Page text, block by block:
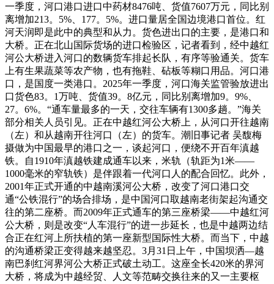
一季度，河口港口进口中药材8476吨、货值7607万元，同比别
离增加213。5%、177。5%。进口量居全国边境港口首位。红
河天润即是此中的典型和从力。货色进出口的主要，是港口和
大桥。正在北山国际货场的进口检验区，记者看到，经中越红
河公大桥进入河口的数辆货车排起长队，有序等验通关。货车
上有生果蔬菜等农产物，也有拖鞋、砧板等糊口用品。河口港
口，是国度一类港口。2025年一季度，河口海关监管验放进出
口货色83。1万吨、货值39。8亿元，同比别离增加9。9%、
27。6%。“通车量最多的一天，交往车辆有1300多趟。”海关
部分相关人员引见。正在中越红河公大桥上，从河口开往越南
（左）和从越南开往河口（左）的货车。潮旧事记者 吴馥梅
摄做为中国最早的港口之一，谈起河口，便绕不开百年滇越
铁。自1910年滇越铁建成通车以来，米轨（轨距为1米——
1000毫米的窄轨铁）是伴跟着一代河口人的配合回忆。此外，
2001年正式开通的中越南溪河公大桥，改变了河口港口交
通“公铁混行”的场合排场，是中国河口取越南老街架起沟通交
往的第二座桥。而2009年正式通车的第三座桥梁——中越红河
公大桥，则是改变“人车混行”的进一步延长，也是中越两边结
合正在红河上所扶植的第一座新型国际性大桥。而当下，中越
的沟通桥梁正变得越来越坚忍。3月31日上午，中国坝洒—越
南巴刹红河界河公大桥正式破土动工。这座全长420米的界河
大桥，将成为中越经贸、人文等范畴交换往来的又一主要枢